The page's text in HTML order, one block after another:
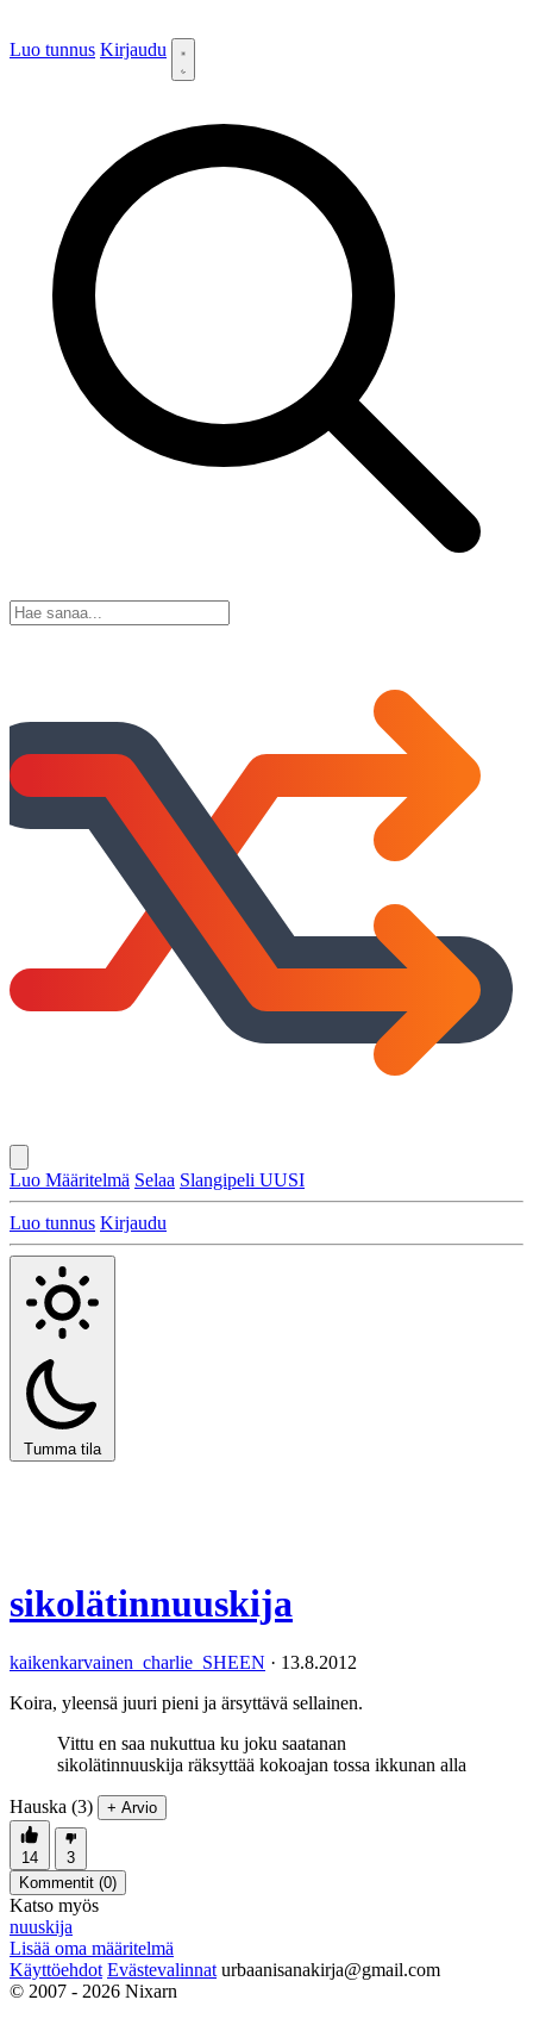
Luo tunnus Kirjaudu
Luo Määritelmä Selaa Slangipeli UUSI
Luo tunnus Kirjaudu
Tumma tila
sikolätinnuuskija
kaikenkarvainen_charlie_SHEEN · 13.8.2012
Koira, yleensä juuri pieni ja ärsyttävä sellainen.
Vittu en saa nukuttua ku joku saatanan
sikolätinnuuskija räksyttää kokoajan tossa ikkunan alla
Hauska (3) + Arvio
14
3
Kommentit (0)
Katso myös
nuuskija
Lisää oma määritelmä
Käyttöehdot Evästevalinnat urbaanisanakirja@gmail.com
© 2007 - 2026 Nixarn